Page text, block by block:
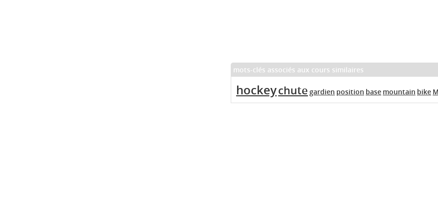
mots-clés associés aux cours similaires
hockeychute gardien position base mountain bike